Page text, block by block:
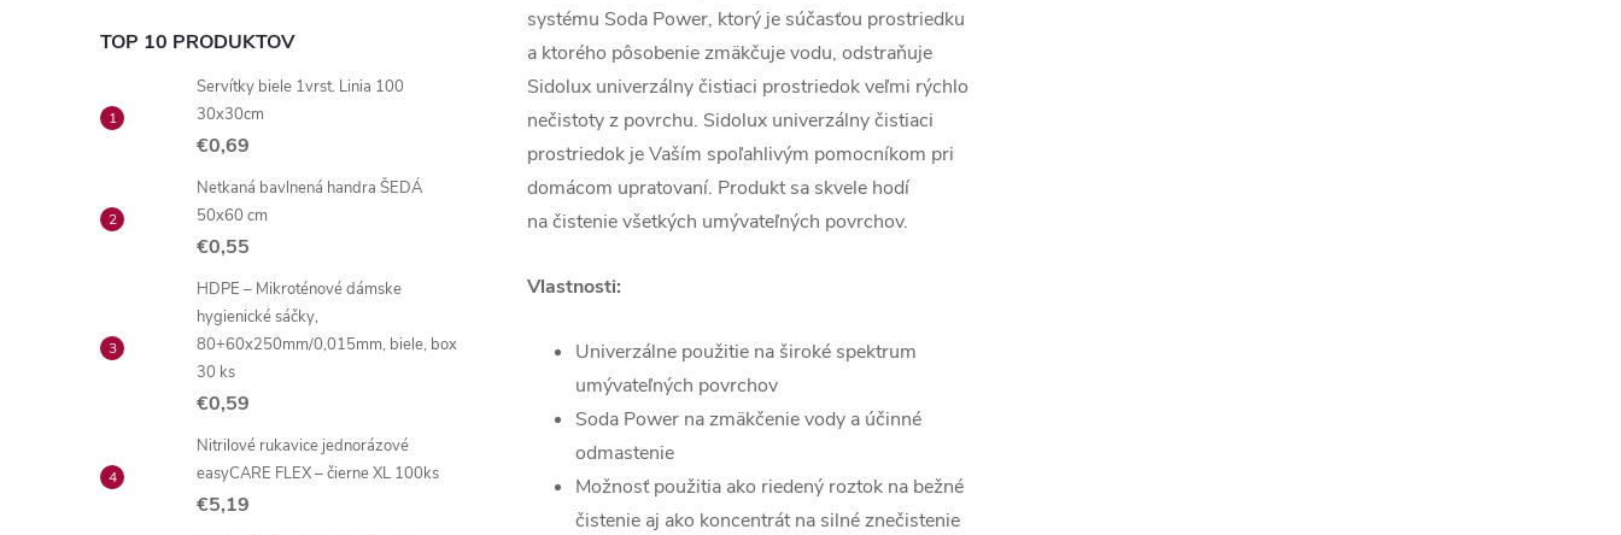
TOP 10 PRODUKTOV
Servítky biele 1vrst. Linia 100
30x30cm
€0,69
Netkaná bavlnená handra ŠEDÁ
50x60 cm
€0,55
HDPE – Mikroténové dámske
hygienické sáčky,
80+60x250mm/0,015mm, biele, box
30 ks
€0,59
Nitrilové rukavice jednorázové
easyCARE FLEX – čierne XL 100ks
€5,19
systému Soda Power, ktorý je súčasťou prostriedku
a ktorého pôsobenie zmäkčuje vodu, odstraňuje
Sidolux univerzálny čistiaci prostriedok veľmi rýchlo
nečistoty z povrchu. Sidolux univerzálny čistiaci
prostriedok je Vaším spoľahlivým pomocníkom pri
domácom upratovaní. Produkt sa skvele hodí
na čistenie všetkých umývateľných povrchov.
Vlastnosti:
Univerzálne použitie na široké spektrum
umývateľných povrchov
Soda Power na zmäkčenie vody a účinné
odmastenie
Možnosť použitia ako riedený roztok na bežné
čistenie aj ako koncentrát na silné znečistenie